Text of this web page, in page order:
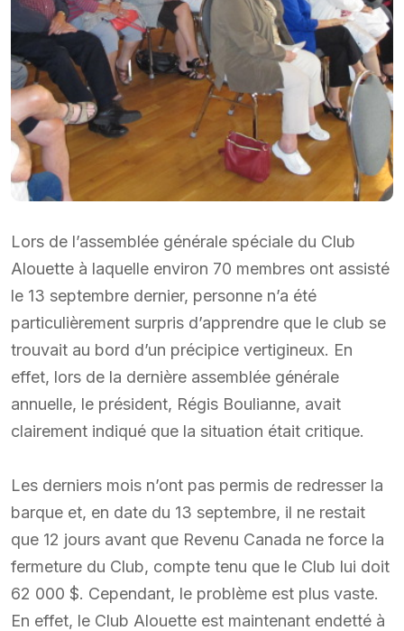
Lors de l’assemblée générale spéciale du Club
Alouette à laquelle environ 70 membres ont assisté
le 13 septembre dernier, personne n’a été
particulièrement surpris d’apprendre que le club se
trouvait au bord d’un précipice vertigineux. En
effet, lors de la dernière assemblée générale
annuelle, le président, Régis Boulianne, avait
clairement indiqué que la situation était critique.
Les derniers mois n’ont pas permis de redresser la
barque et, en date du 13 septembre, il ne restait
que 12 jours avant que Revenu Canada ne force la
fermeture du Club, compte tenu que le Club lui doit
62 000 $. Cependant, le problème est plus vaste.
En effet, le Club Alouette est maintenant endetté à